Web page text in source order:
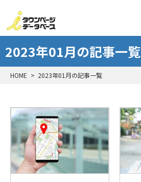
HOME 2023年01月の記事一覧
2023年01月の記事一覧